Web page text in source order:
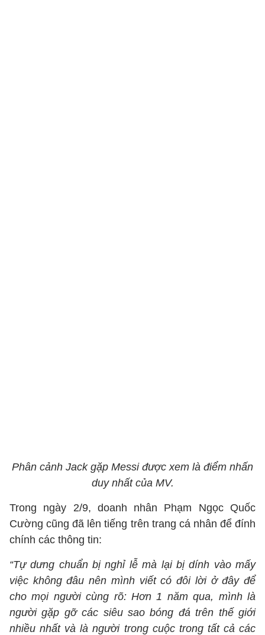
Phân cảnh Jack gặp Messi được xem là điểm nhấn
duy nhất của MV.
Trong ngày 2/9, doanh nhân Phạm Ngọc Quốc
Cường cũng đã lên tiếng trên trang cá nhân để đính
chính các thông tin:
“Tự dưng chuẩn bị nghỉ lễ mà lại bị dính vào mấy
việc không đâu nên mình viết có đôi lời ở đây để
cho mọi người cùng rõ: Hơn 1 năm qua, mình là
người gặp gỡ các siêu sao bóng đá trên thế giới
nhiều nhất và là người trong cuộc trong tất cả các